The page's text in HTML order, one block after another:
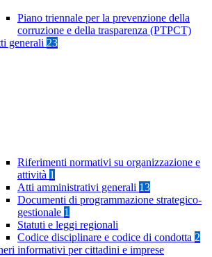
Piano triennale per la prevenzione della
corruzione e della trasparenza (PTPCT)
generali 23
Riferimenti normativi su organizzazione e
attività 1
Atti amministrativi generali 13
Documenti di programmazione strategico-
gestionale 1
Statuti e leggi regionali
Codice disciplinare e codice di condotta 2
informativi per cittadini e imprese